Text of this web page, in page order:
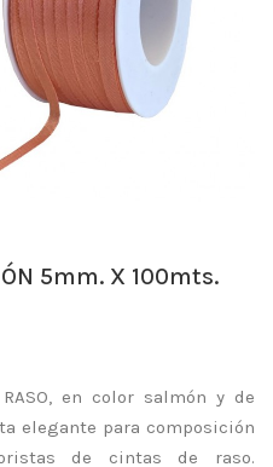
5mm. X 100mts.
en color salmón y de
elegante para composición
de cintas de raso.